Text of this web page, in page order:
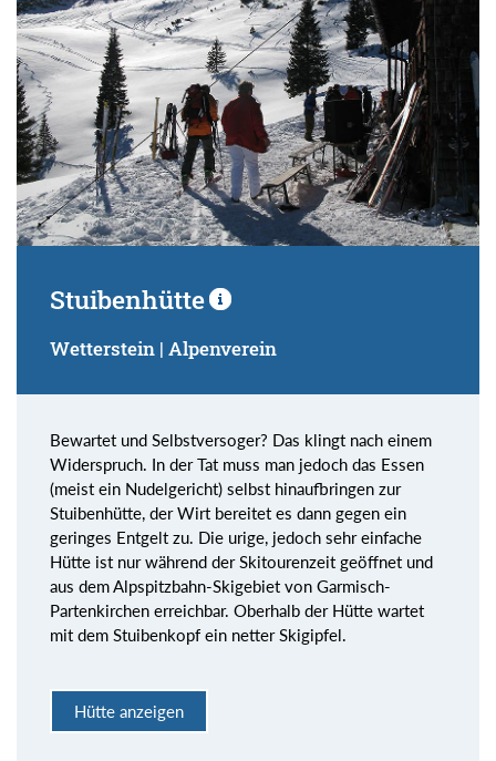
Suchbegriff:
Stuibenhütte
Wetterstein | Alpenverein
Bewartet und Selbstversoger? Das klingt nach einem
Widerspruch. In der Tat muss man jedoch das Essen
(meist ein Nudelgericht) selbst hinaufbringen zur
Stuibenhütte, der Wirt bereitet es dann gegen ein
geringes Entgelt zu. Die urige, jedoch sehr einfache
Hütte ist nur während der Skitourenzeit geöffnet und
aus dem Alpspitzbahn-Skigebiet von Garmisch-
Partenkirchen erreichbar. Oberhalb der Hütte wartet
mit dem Stuibenkopf ein netter Skigipfel.
Hütte anzeigen